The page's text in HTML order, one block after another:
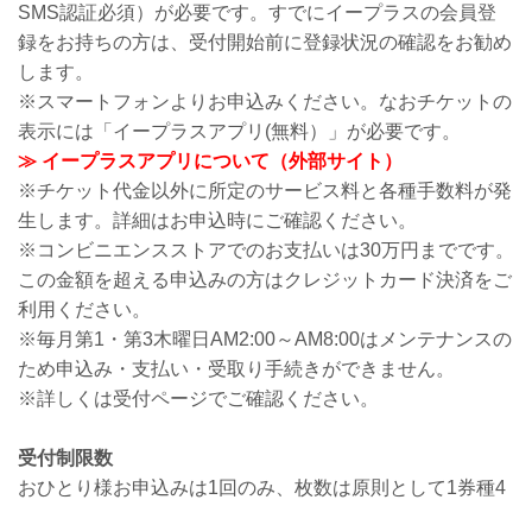
SMS認証必須）が必要です。すでにイープラスの会員登
録をお持ちの方は、受付開始前に登録状況の確認をお勧め
します。
※スマートフォンよりお申込みください。なおチケットの
表示には「イープラスアプリ(無料）」が必要です。
≫ イープラスアプリについて（外部サイト）
※チケット代金以外に所定のサービス料と各種手数料が発
生します。詳細はお申込時にご確認ください。
※コンビニエンスストアでのお支払いは30万円までです。
この金額を超える申込みの方はクレジットカード決済をご
利用ください。
※毎月第1・第3木曜日AM2:00～AM8:00はメンテナンスの
ため申込み・支払い・受取り手続きができません。
※詳しくは受付ページでご確認ください。
受付制限数
おひとり様お申込みは1回のみ、枚数は原則として1券種4